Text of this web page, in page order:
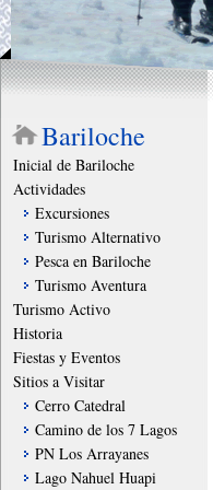
Bariloche
Inicial de Bariloche
Actividades
Excursiones
Turismo Alternativo
Pesca en Bariloche
Turismo Aventura
Turismo Activo
Historia
Fiestas y Eventos
Sitios a Visitar
Cerro Catedral
Camino de los 7 Lagos
PN Los Arrayanes
Lago Nahuel Huapi